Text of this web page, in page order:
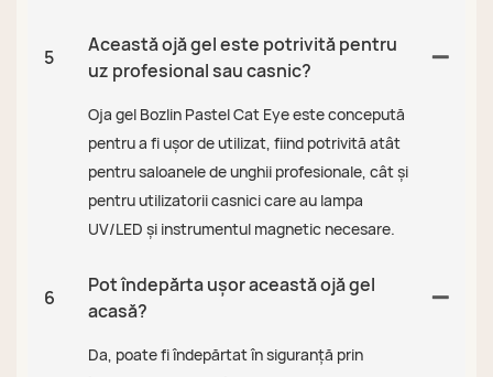
5
Această ojă gel este potrivită pentru
uz profesional sau casnic?
Oja gel Bozlin Pastel Cat Eye este concepută
pentru a fi ușor de utilizat, fiind potrivită atât
pentru saloanele de unghii profesionale, cât și
pentru utilizatorii casnici care au lampa
UV/LED și instrumentul magnetic necesare.
6
Pot îndepărta ușor această ojă gel
acasă?
Da, poate fi îndepărtat în siguranță prin